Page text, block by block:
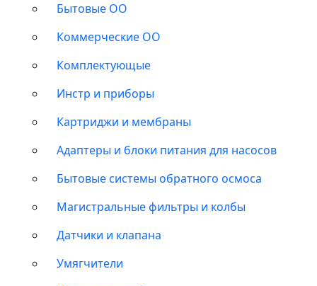
Бытовые ОО
Коммерческие ОО
Комплектующые
Инстр и приборы
Картриджи и мембраны
Адаптеры и блоки питания для насосов
Бытовые системы обратного осмоса
Магистральные фильтры и колбы
Датчики и клапана
Умягчители